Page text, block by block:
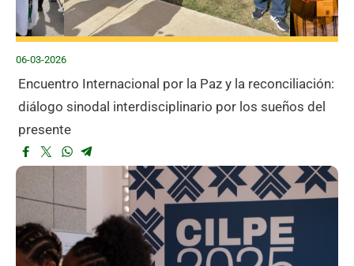
06-03-2026
Encuentro Internacional por la Paz y la reconciliación:
diálogo sinodal interdisciplinario por los sueños del
presente